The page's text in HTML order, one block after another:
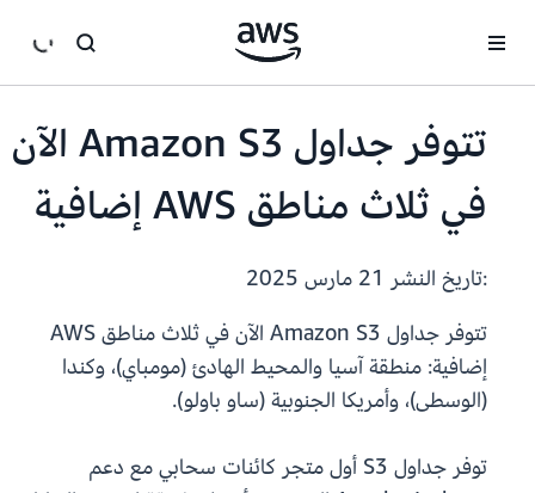
تتوفر جداول Amazon S3 الآن
في ثلاث مناطق AWS إضافية
:تاريخ النشر
تتوفر جداول Amazon S3 الآن في ثلاث مناطق AWS
إضافية: منطقة آسيا والمحيط الهادئ (مومباي)، وكندا
(الوسطى)، وأمريكا الجنوبية (ساو باولو).
توفر جداول S3 أول متجر كائنات سحابي مع دعم